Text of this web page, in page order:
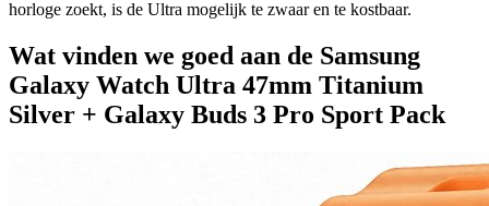
horloge zoekt, is de Ultra mogelijk te zwaar en te kostbaar.
Wat vinden we goed aan de Samsung
Galaxy Watch Ultra 47mm Titanium
Silver + Galaxy Buds 3 Pro Sport Pack